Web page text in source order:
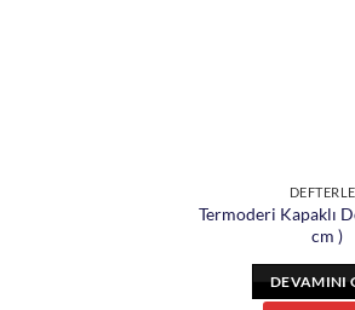
Termoderi Kapaklı
cm )
DEVAMINI